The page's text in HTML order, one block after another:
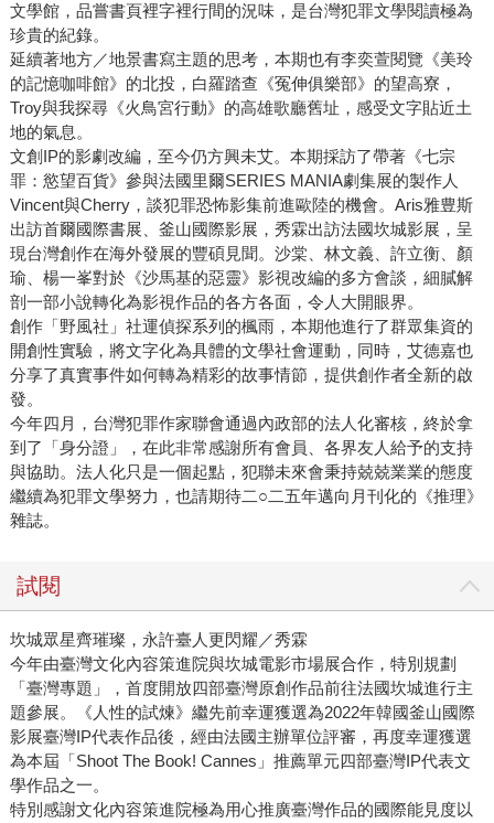
文學館，品嘗書頁裡字裡行間的況味，是台灣犯罪文學閱讀極為
珍貴的紀錄。
延續著地方／地景書寫主題的思考，本期也有李奕萱閱覽《美玲
的記憶咖啡館》的北投，白羅踏查《冤伸俱樂部》的望高寮，
Troy與我探尋《火鳥宮行動》的高雄歌廳舊址，感受文字貼近土
地的氣息。
文創IP的影劇改編，至今仍方興未艾。本期採訪了帶著《七宗
罪：慾望百貨》參與法國里爾SERIES MANIA劇集展的製作人
Vincent與Cherry，談犯罪恐怖影集前進歐陸的機會。Aris雅豊斯
出訪首爾國際書展、釜山國際影展，秀霖出訪法國坎城影展，呈
現台灣創作在海外發展的豐碩見聞。沙棠、林文義、許立衡、顏
瑜、楊一峯對於《沙馬基的惡靈》影視改編的多方會談，細膩解
剖一部小說轉化為影視作品的各方各面，令人大開眼界。
創作「野風社」社運偵探系列的楓雨，本期他進行了群眾集資的
開創性實驗，將文字化為具體的文學社會運動，同時，艾德嘉也
分享了真實事件如何轉為精彩的故事情節，提供創作者全新的啟
發。
今年四月，台灣犯罪作家聯會通過內政部的法人化審核，終於拿
到了「身分證」，在此非常感謝所有會員、各界友人給予的支持
與協助。法人化只是一個起點，犯聯未來會秉持兢兢業業的態度
繼續為犯罪文學努力，也請期待二○二五年邁向月刊化的《推理》
雜誌。
試閱
坎城眾星齊璀璨，永許臺人更閃耀／秀霖
今年由臺灣文化內容策進院與坎城電影市場展合作，特別規劃
「臺灣專題」，首度開放四部臺灣原創作品前往法國坎城進行主
題參展。《人性的試煉》繼先前幸運獲選為2022年韓國釜山國際
影展臺灣IP代表作品後，經由法國主辦單位評審，再度幸運獲選
為本屆「Shoot The Book! Cannes」推薦單元四部臺灣IP代表文
學作品之一。
特別感謝文化內容策進院極為用心推廣臺灣作品的國際能見度以